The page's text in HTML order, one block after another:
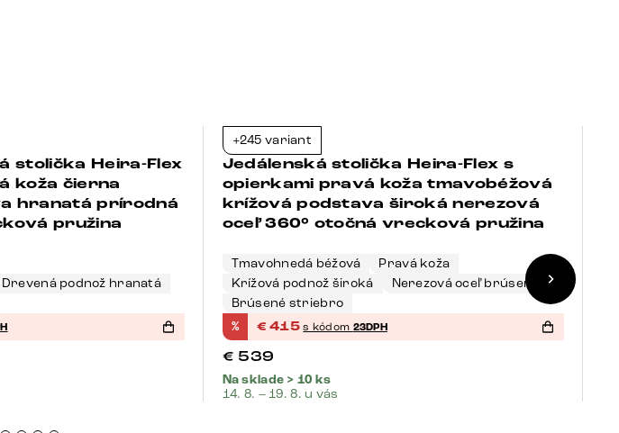
stolička Heira-Flex
koža čierna
hranatá prírodná
pružina
Drevená podnož hranatá
+245 variant
Jedálenská stolička Heira-Flex s
opierkami pravá koža tmavobéžová
krížová podstava široká nerezová
oceľ 360° otočná vrecková pružina
Tmavohnedá béžová
Pravá koža
Krížová podnož široká
Nerezová oceľ brúsená
Brúsené striebro
% €415 s kódom 23DPH
€ 539
Na sklade > 10 ks
14. 8. – 19. 8. u vás